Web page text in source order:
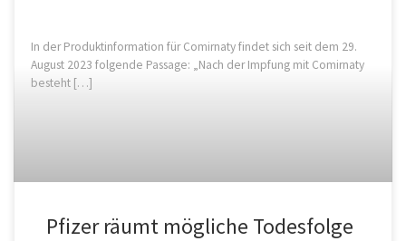
In der Produktinformation für Comirnaty findet sich seit dem 29.
August 2023 folgende Passage: „Nach der Impfung mit Comirnaty
besteht […]
Pfizer räumt mögliche Todesfolge